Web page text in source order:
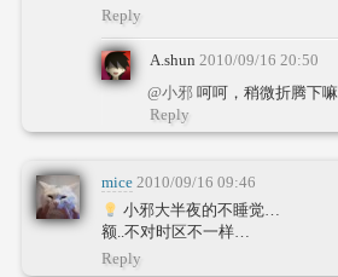
Reply
A.shun 2010/09/16 20:50
@小邪 呵呵，稍微折腾下嘛
Reply
mice 2010/09/16 09:46
小邪大半夜的不睡觉…
额..不对时区不一样…
Reply